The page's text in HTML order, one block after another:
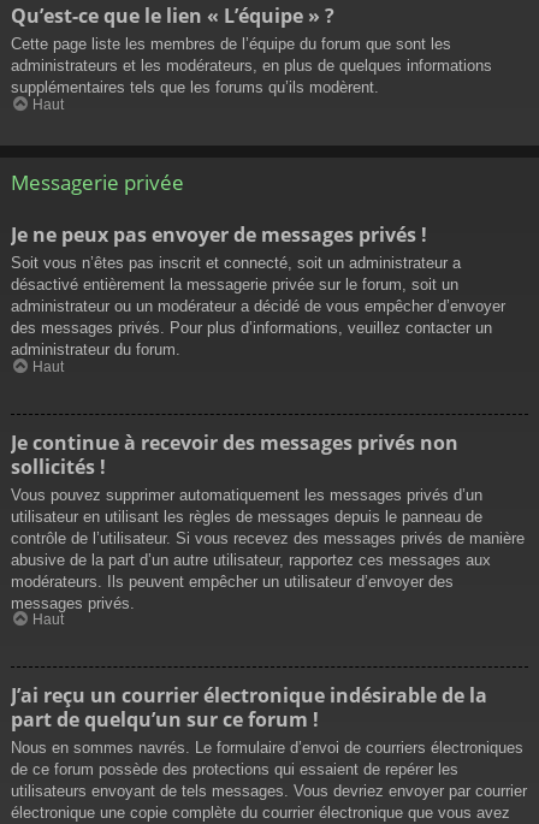
Qu’est-ce que le lien « L’équipe » ?
Cette page liste les membres de l’équipe du forum que sont les
administrateurs et les modérateurs, en plus de quelques informations
supplémentaires tels que les forums qu’ils modèrent.
Haut
Messagerie privée
Je ne peux pas envoyer de messages privés !
Soit vous n’êtes pas inscrit et connecté, soit un administrateur a
désactivé entièrement la messagerie privée sur le forum, soit un
administrateur ou un modérateur a décidé de vous empêcher d’envoyer
des messages privés. Pour plus d’informations, veuillez contacter un
administrateur du forum.
Haut
Je continue à recevoir des messages privés non
sollicités !
Vous pouvez supprimer automatiquement les messages privés d’un
utilisateur en utilisant les règles de messages depuis le panneau de
contrôle de l’utilisateur. Si vous recevez des messages privés de manière
abusive de la part d’un autre utilisateur, rapportez ces messages aux
modérateurs. Ils peuvent empêcher un utilisateur d’envoyer des
messages privés.
Haut
J’ai reçu un courrier électronique indésirable de la
part de quelqu’un sur ce forum !
Nous en sommes navrés. Le formulaire d’envoi de courriers électroniques
de ce forum possède des protections qui essaient de repérer les
utilisateurs envoyant de tels messages. Vous devriez envoyer par courrier
électronique une copie complète du courrier électronique que vous avez